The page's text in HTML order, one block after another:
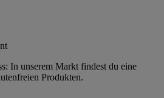
In unserem Markt findest du eine
Produkten.